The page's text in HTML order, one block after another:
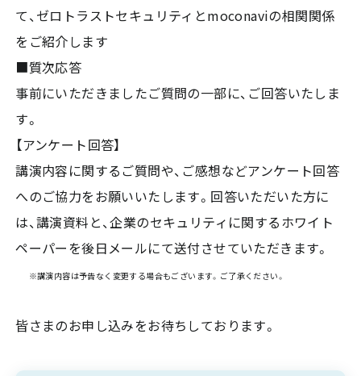
て、ゼロトラストセキュリティとmoconaviの相関関係
をご紹介します
■質次応答
事前にいただきましたご質問の一部に、ご回答いたしま
す。
【アンケート回答】
講演内容に関するご質問や、ご感想などアンケート回答
へのご協力をお願いいたします。回答いただいた方に
は、講演資料と、企業のセキュリティに関するホワイト
ペーパーを後日メールにて送付させていただきます。
※講演内容は予告なく変更する場合もございます。ご了承ください。
皆さまのお申し込みをお待ちしております。